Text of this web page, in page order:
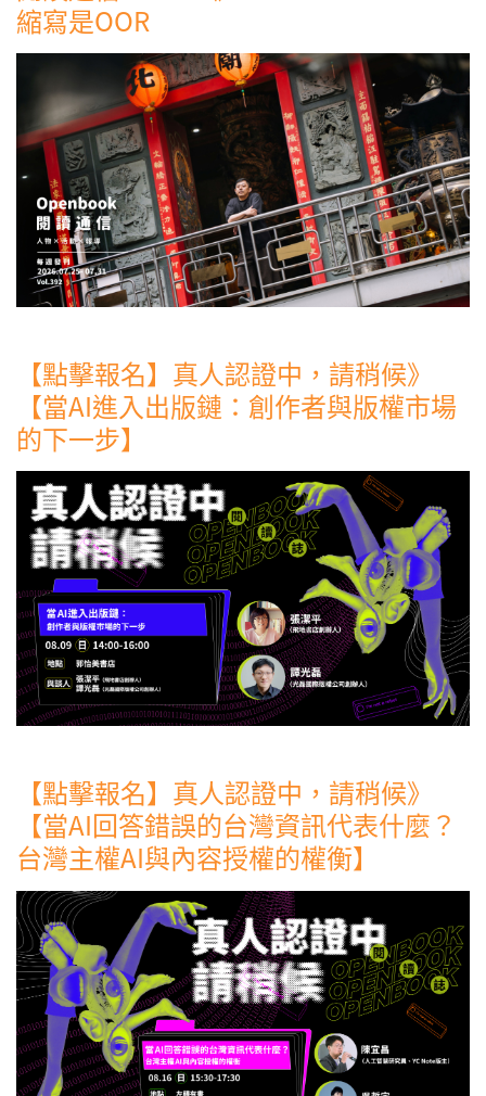
縮寫是OOR
【點擊報名】真人認證中，請稍候》
【當AI進入出版鏈：創作者與版權市場
的下一步】
【點擊報名】真人認證中，請稍候》
【當AI回答錯誤的台灣資訊代表什麼？
台灣主權AI與內容授權的權衡】